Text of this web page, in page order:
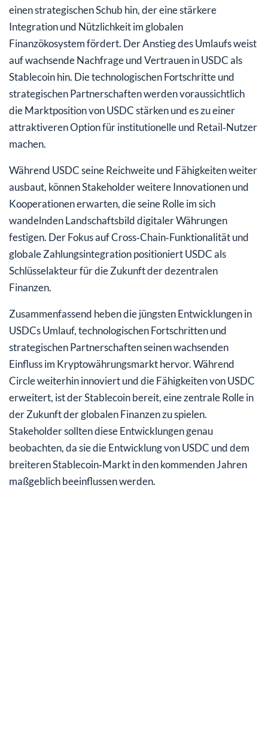
einen strategischen Schub hin, der eine stärkere
Integration und Nützlichkeit im globalen
Finanzökosystem fördert. Der Anstieg des Umlaufs weist
auf wachsende Nachfrage und Vertrauen in USDC als
Stablecoin hin. Die technologischen Fortschritte und
strategischen Partnerschaften werden voraussichtlich
die Marktposition von USDC stärken und es zu einer
attraktiveren Option für institutionelle und Retail‑Nutzer
machen.
Während USDC seine Reichweite und Fähigkeiten weiter
ausbaut, können Stakeholder weitere Innovationen und
Kooperationen erwarten, die seine Rolle im sich
wandelnden Landschaftsbild digitaler Währungen
festigen. Der Fokus auf Cross‑Chain‑Funktionalität und
globale Zahlungsintegration positioniert USDC als
Schlüsselakteur für die Zukunft der dezentralen
Finanzen.
Zusammenfassend heben die jüngsten Entwicklungen in
USDCs Umlauf, technologischen Fortschritten und
strategischen Partnerschaften seinen wachsenden
Einfluss im Kryptowährungsmarkt hervor. Während
Circle weiterhin innoviert und die Fähigkeiten von USDC
erweitert, ist der Stablecoin bereit, eine zentrale Rolle in
der Zukunft der globalen Finanzen zu spielen.
Stakeholder sollten diese Entwicklungen genau
beobachten, da sie die Entwicklung von USDC und dem
breiteren Stablecoin‑Markt in den kommenden Jahren
maßgeblich beeinflussen werden.